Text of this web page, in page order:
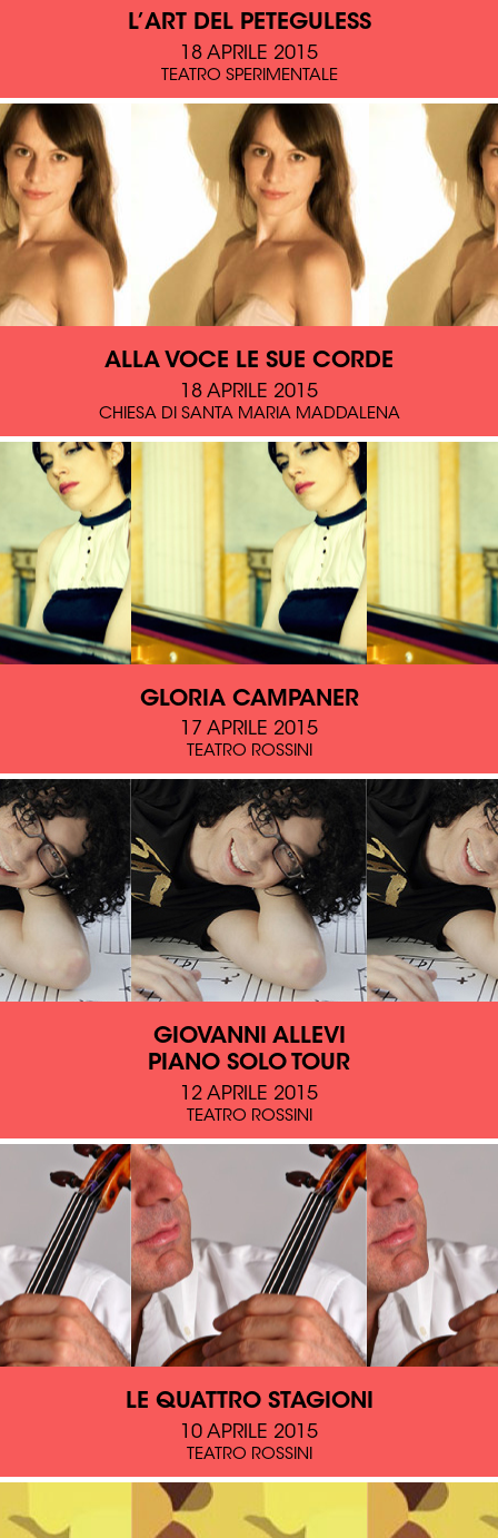
L’ART DEL PETEGULESS
18 APRILE 2015
TEATRO SPERIMENTALE
ALLA VOCE LE SUE CORDE
18 APRILE 2015
CHIESA DI SANTA MARIA MADDALENA
GLORIA CAMPANER
17 APRILE 2015
TEATRO ROSSINI
GIOVANNI ALLEVI
PIANO SOLO TOUR
12 APRILE 2015
TEATRO ROSSINI
LE QUATTRO STAGIONI
10 APRILE 2015
TEATRO ROSSINI